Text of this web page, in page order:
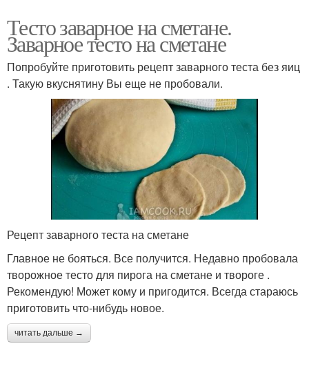
Тесто заварное на сметане.
Заварное тесто на сметане
Попробуйте приготовить рецепт заварного теста без яиц
. Такую вкуснятину Вы еще не пробовали.
Рецепт заварного теста на сметане
Главное не бояться. Все получится. Недавно пробовала
творожное тесто для пирога на сметане и твороге .
Рекомендую! Может кому и пригодится. Всегда стараюсь
приготовить что-нибудь новое.
читать дальше →